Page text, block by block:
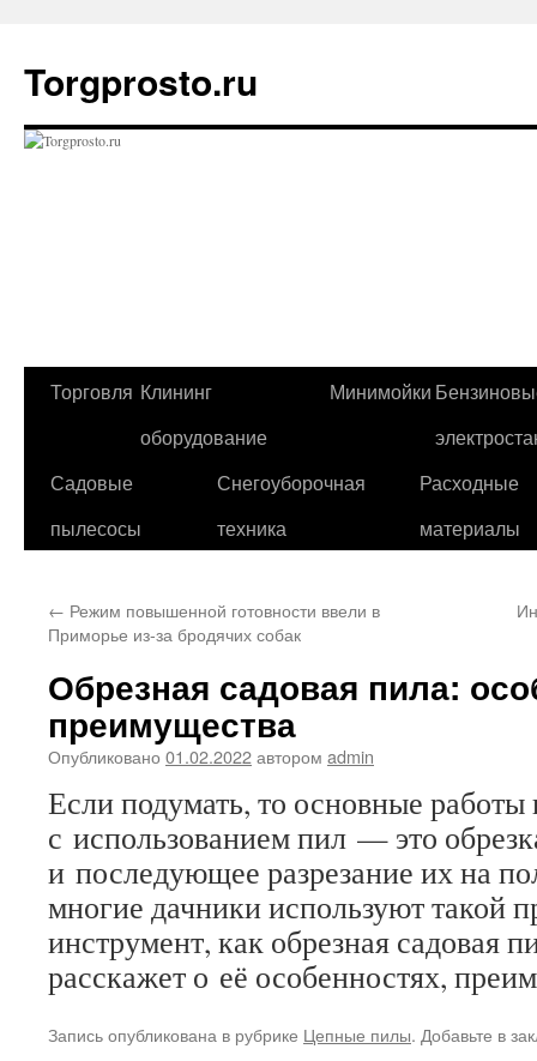
содержимому
Torgprosto.ru
Торговля Клининг
оборудование
Минимойки
Садовые
пылесосы
Снегоуборочная
техника
Расходные
материалы
← Режим повышенной готовности ввели в
Приморье из-за бродячих собак
Обрезная садовая пила:
преимущества
Опубликовано 01.02.2022автором admin
Если подумать, то основные работы
с использованием пил — это
и последующее разрезание их на
многие дачники используют такой
инструмент, как обрезная садовая
расскажет о её особенностях,
Запись опубликована в рубрике Цепные пилы. Добавьте в